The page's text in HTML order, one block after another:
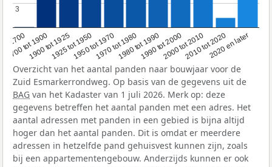
1700
1700 tot 1900
1900 tot 19251925 tot 19501950 tot 19701970 tot 19801980 tot 19901990 tot 20002000 tot 20102010 tot 20202020 en later
3
3
Overzicht van het aantal panden naar bouwjaar voor de
Zuid Esmarkerrondweg. Op basis van de gegevens uit de
BAG van het Kadaster van 1 juli 2026. Merk op: deze
gegevens betreffen het aantal panden met een adres. Het
aantal adressen met panden in een gebied is bijna altijd
hoger dan het aantal panden. Dit is omdat er meerdere
adressen in hetzelfde pand gehuisvest kunnen zijn, zoals
bij een appartementengebouw. Anderzijds kunnen er ook